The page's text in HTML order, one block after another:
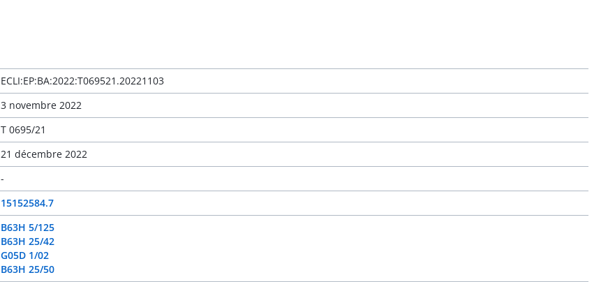
ECLI:EP:BA:2022:T069521.20221103
3 novembre 2022
T 0695/21
21 décembre 2022
-
15152584.7
B63H 5/125
B63H 25/42
G05D 1/02
B63H 25/50